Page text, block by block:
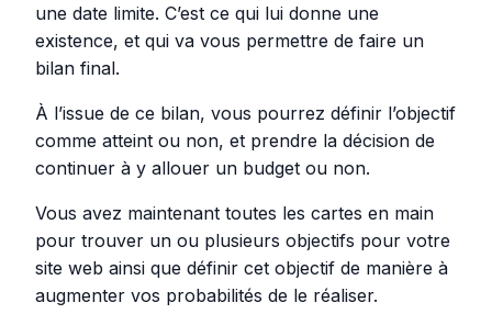
une date limite. C’est ce qui lui donne une
existence, et qui va vous permettre de faire un
bilan final.
À l’issue de ce bilan, vous pourrez définir l’objectif
comme atteint ou non, et prendre la décision de
continuer à y allouer un budget ou non.
Vous avez maintenant toutes les cartes en main
pour trouver un ou plusieurs objectifs pour votre
site web ainsi que définir cet objectif de manière à
augmenter vos probabilités de le réaliser.